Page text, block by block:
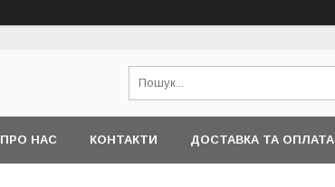
ПРО НАС КОНТАКТИ ДОСТАВКА ТА ОПЛАТА